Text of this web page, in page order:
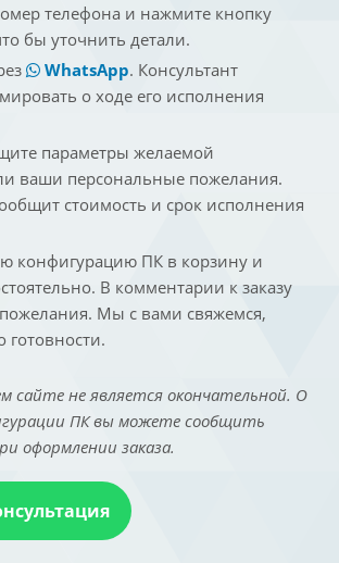
телефона и нажмите кнопку
бы уточнить детали.
WhatsApp. Консультант
о ходе его исполнения
параметры желаемой
ваши персональные пожелания.
стоимость и срок исполнения
конфигурацию ПК в корзину и
В комментарии к заказу
Мы с вами свяжемся,
сайте не является окончательной. О
ПК вы можете сообщить
оформлении заказа.